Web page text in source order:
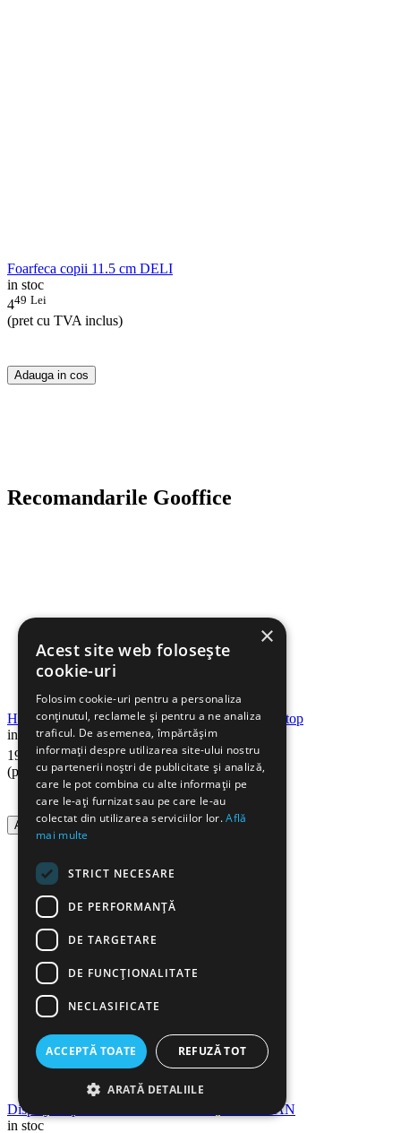
Foarfeca copii 11.5 cm DELI
in stoc
449 Lei
(pret cu TVA inclus)
Adauga in cos
Recomandarile Gooffice
Hartie MONDI Eurobasic A4, 80 g/mp, 500 coli/top
in stoc
19
Lei
(pret cu TVA inclus)
Adauga in cos
Display de perete cu 10 buzunare A4, LEVIATAN
in stoc
×
Acest site web folosește
cookie-uri
Folosim cookie-uri pentru a personaliza
conținutul, reclamele și pentru a ne analiza
traficul. De asemenea, împărtășim
informații despre utilizarea site-ului nostru
cu partenerii noștri de publicitate și analiză,
care le pot combina cu alte informații pe
care le-ați furnizat sau pe care le-au
colectat din utilizarea serviciilor lor.Află
mai multe
STRICT NECESARE
DE PERFORMANȚĂ
DE TARGETARE
DE FUNCŢIONALITATE
NECLASIFICATE
ACCEPTĂ TOATE REFUZĂ TOT
ARATĂ DETALIILE